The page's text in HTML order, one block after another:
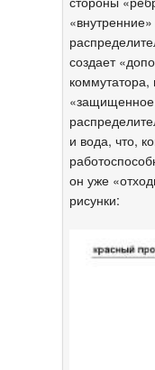
создает
коммутатора,
и вода, что,
он уже
рисунки: